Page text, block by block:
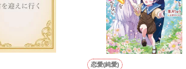
た〜良かったら読んで頂けると嬉しいです。
作品を読む
恋愛(純愛)